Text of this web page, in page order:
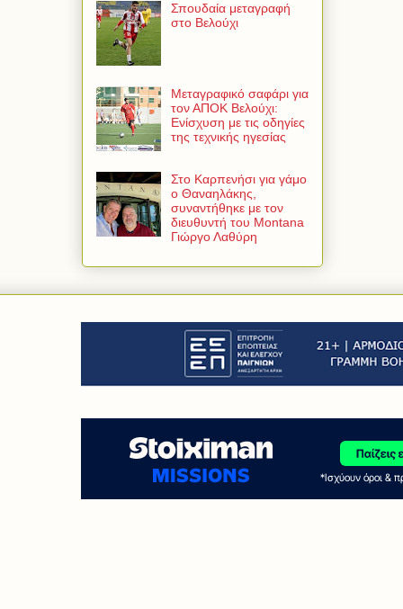
Σπουδαία μεταγραφή
στο Βελούχι
Μεταγραφικό σαφάρι για
τον ΑΠΟΚ Βελούχι:
Ενίσχυση με τις οδηγίες
της τεχνικής ηγεσίας
Στο Καρπενήσι για γάμο
ο Θαναηλάκης,
συναντήθηκε με τον
διευθυντή του Montana
Γιώργο Λαθύρη